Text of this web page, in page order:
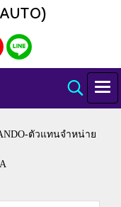
ตัวแทนจำหน่าย